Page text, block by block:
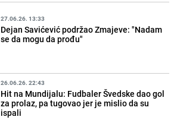
27.06.26. 13:33
Dejan Savićević podržao Zmajeve: "Nadam
se da mogu da prođu"
26.06.26. 22:43
Hit na Mundijalu: Fudbaler Švedske dao gol
za prolaz, pa tugovao jer je mislio da su
ispali